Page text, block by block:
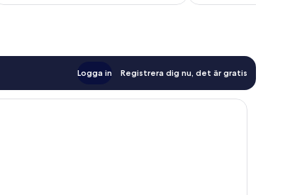
Logga in Registrera dig nu, det är gratis